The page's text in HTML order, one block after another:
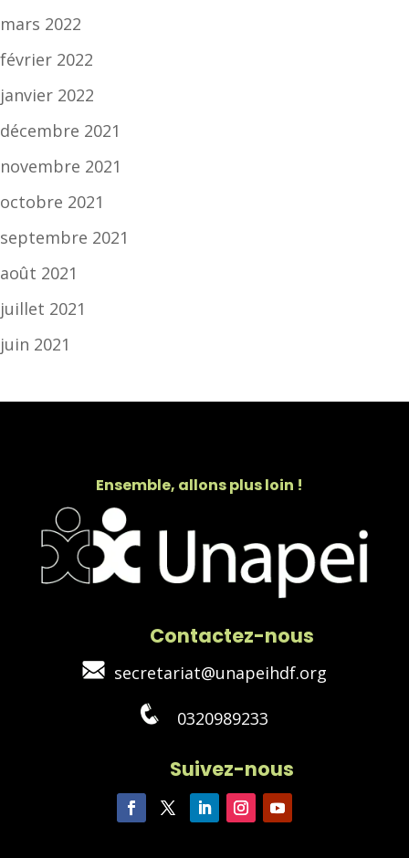
mars 2022
février 2022
janvier 2022
décembre 2021
novembre 2021
octobre 2021
septembre 2021
août 2021
juillet 2021
juin 2021
Ensemble, allons plus loin !
Contactez-nous
secretariat@unapeihdf.org
0320989233
Suivez-nous